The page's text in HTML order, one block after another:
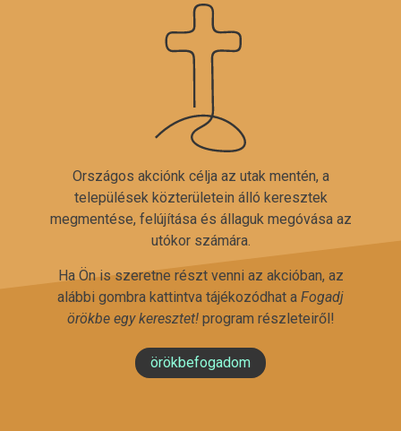
Országos akciónk célja az utak mentén, a
települések közterületein álló keresztek
megmentése, felújítása és állaguk megóvása az
utókor számára.
Ha Ön is szeretne részt venni az akcióban, az
alábbi gombra kattintva tájékozódhat a Fogadj
örökbe egy keresztet!program részleteiről!
örökbefogadom